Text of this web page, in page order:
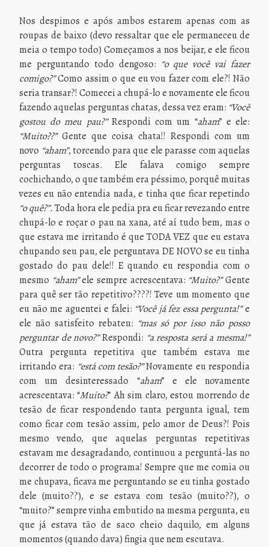
Nos despimos e após ambos estarem apenas com as
roupas de baixo (devo ressaltar que ele permaneceu de
meia o tempo todo) Começamos a nos beijar, e ele ficou
me perguntando todo dengoso: “o que você vai fazer
comigo?”Como assim o que eu vou fazer com ele?! Não
seria transar?! Comecei a chupá-lo e novamente ele ficou
fazendo aquelas perguntas chatas, dessa vez eram: “Você
gostou do meu pau?”Respondi com um “aham” e ele:
“Muito??”Gente que coisa chata!! Respondi com um
novo “aham”, torcendo para que ele parasse com aquelas
perguntas toscas. Ele falava comigo sempre
cochichando, o que também era péssimo, porquê muitas
vezes eu não entendia nada, e tinha que ficar repetindo
“o quê?”.Toda hora ele pedia pra eu ficar revezando entre
chupá-lo e roçar o pau na xana, até aí tudo bem, mas o
que estava me irritando é que TODA VEZ que eu estava
chupando seu pau, ele perguntava DE NOVO se eu tinha
gostado do pau dele!! E quando eu respondia com o
mesmo “aham”ele sempre acrescentava: “Muito?”Gente
para quê ser tão repetitivo????! Teve um momento que
eu não me aguentei e falei: “Você já fez essa pergunta!”e
ele não satisfeito rebateu: “mas só por isso não posso
perguntar de novo?”Respondi: “a resposta será a mesma!”
Outra pergunta repetitiva que também estava me
irritando era: “está com tesão?”Novamente eu respondia
com um desinteressado “aham” e ele novamente
acrescentava: “Muito?” Ah sim claro, estou morrendo de
tesão de ficar respondendo tanta pergunta igual, tem
como ficar com tesão assim, pelo amor de Deus?! Pois
mesmo vendo, que aquelas perguntas repetitivas
estavam me desagradando, continuou a perguntá-las no
decorrer de todo o programa! Sempre que me comia ou
me chupava, ficava me perguntando se eu tinha gostado
dele (muito??), e se estava com tesão (muito??), o
“muito?” sempre vinha embutido na mesma pergunta, eu
que já estava tão de saco cheio daquilo, em alguns
momentos (quando dava) fingia que nem escutava.